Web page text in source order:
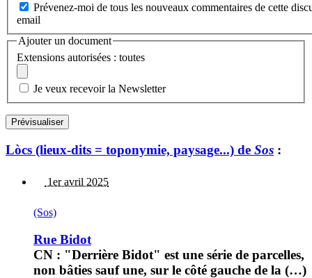
Prévenez-moi de tous les nouveaux commentaires de cette
email
Ajouter un document
Extensions autorisées : toutes
Je veux recevoir la Newsletter
Lòcs (lieux-dits = toponymie, paysage...) de Sos :
1er avril 2025
(Sos)
Rue Bidot
CN : "Derrière Bidot" est une série de parcelles,
non bâties sauf une, sur le côté gauche de la (…)